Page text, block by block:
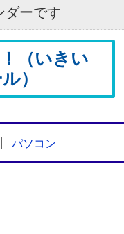
ダーです
（いきい
）
パソコン